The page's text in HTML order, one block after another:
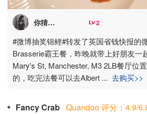
你猜你猜你猜aa 2
#微博抽奖锦鲤#转发了英国省钱快报的
Brasserie霸王餐，昨晚就带上好朋友一
Mary's St, Manchester, M3 2LB餐厅位
的，吃完法餐可以去Albert ... 去购买>>
Fancy Crab Quandoo 评分：4.9/